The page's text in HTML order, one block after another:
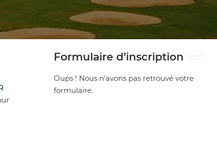
Formulaire d’inscription
Oups ! Nous n’avons pas retrouvé votre
formulaire.